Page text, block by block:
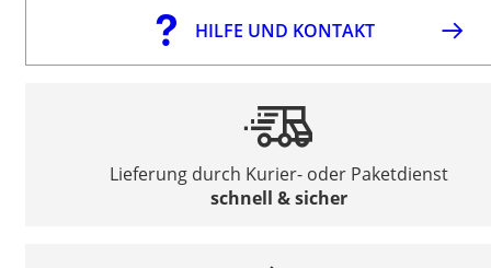
HILFE UND KONTAKT
Lieferung durch Kurier- oder Paketdienst
schnell & sicher